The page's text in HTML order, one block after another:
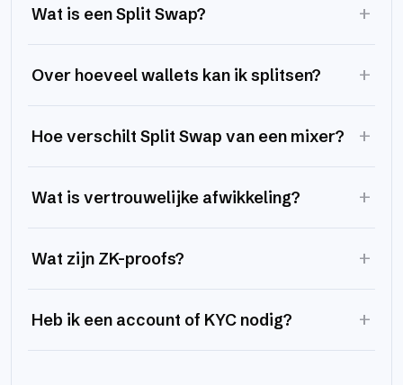
Wat is een Split Swap? +
Over hoeveel wallets kan ik splitsen? +
Hoe verschilt Split Swap van een mixer? +
Wat is vertrouwelijke afwikkeling? +
Wat zijn ZK-proofs? +
Heb ik een account of KYC nodig? +